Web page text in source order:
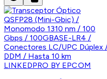
LINKEDPRO BY EPCOM